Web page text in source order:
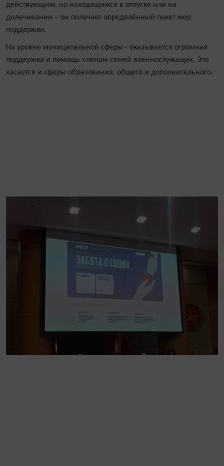
действующим, но находящимся в отпуске или на
долечивании – он получает определённый пакет мер
поддержки.
На уровне муниципальной сферы - оказывается огромная
поддержка и помощь членам семей военнослужащих. Это
касается и сферы образования, общего и дополнительного.